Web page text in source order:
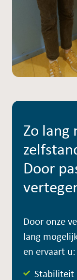
Zo lang
Door
Door onze
lang
en ervaart u:
Stabiliteit